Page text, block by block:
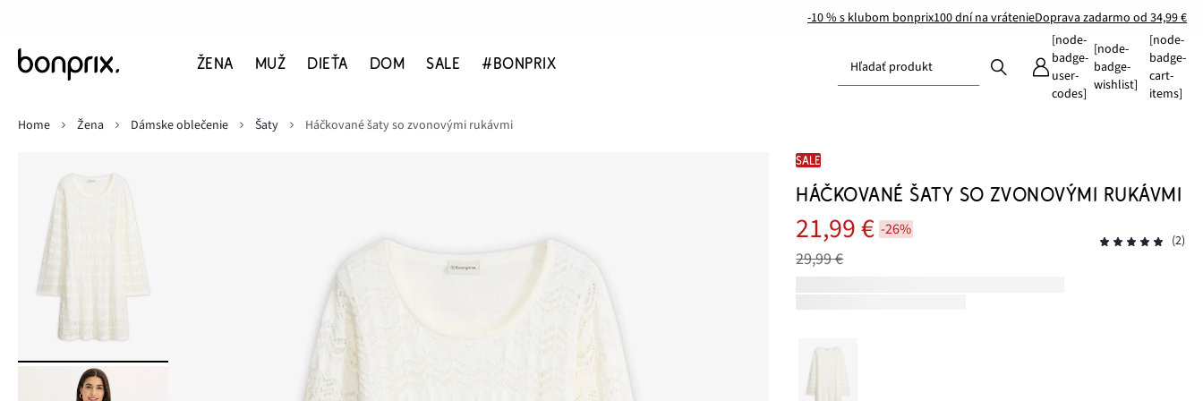
-10 % s klubom bonprix100 dní na vrátenieDoprava zadarmo od 34,99 €
ŽENA MUŽ DIEŤA DOM SALE #BONPRIX Hľadať produkt
[node-
badge-
user-
codes]
[node-
badge-
wishlist]
[node-
badge-
cart-
items]
Home
Žena Dámske oblečenie Šaty Háčkované šaty so zvonovými rukávmi
SALE
HÁČKOVANÉ ŠATY SO ZVONOVÝMI RUKÁVMI
21,99 € -26%
29,99 €
(2)